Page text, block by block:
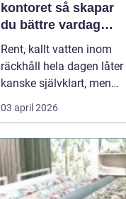
kontoret så skapar
du bättre vardag
med friskt vatten
Rent, kallt vatten inom
räckhåll hela dagen låter
kanske självklart, men
många arbetsplatser
saknar en genomtänkt
Envattenmaskingör mer
än att bara servera va...
03 april 2026